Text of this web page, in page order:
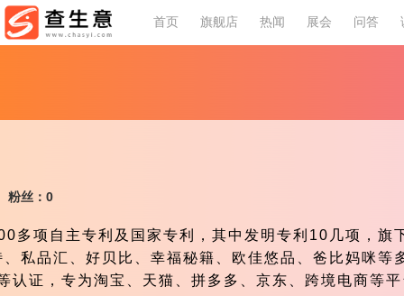
首页 旗舰店 热闻 展会 问答
粉丝：0
多项自主专利及国家专利，其中发明专利10几项，旗
私品汇、好贝比、幸福秘籍、欧佳悠品、爸比妈咪等
认证，专为淘宝、天猫、拼多多、京东、跨境电商等